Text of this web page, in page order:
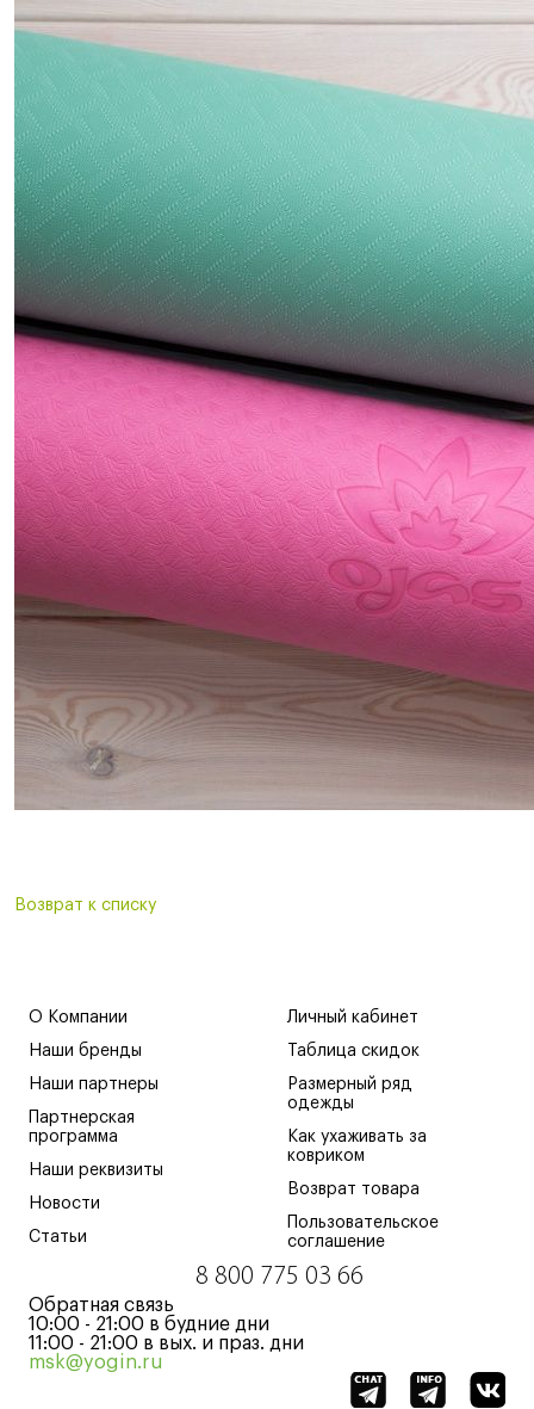
Возврат к списку
О Компании
Наши бренды
Наши партнеры
Партнерская
программа
Наши реквизиты
Новости
Статьи
Личный кабинет
Таблица скидок
Размерный ряд
одежды
Как ухаживать за
ковриком
Возврат товара
Пользовательское
соглашение
8 800 775 03 66
Обратная связь
10:00 - 21:00 в будние дни
11:00 - 21:00 в вых. и праз. дни
msk@yogin.ru